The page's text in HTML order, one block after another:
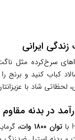
ایرانی
کباب کنید و
شاد با
در بدنه مقاوم
توان ۱۸۰۰ وات